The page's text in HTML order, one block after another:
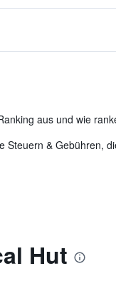
aus und wie
& Gebühren,
Hut